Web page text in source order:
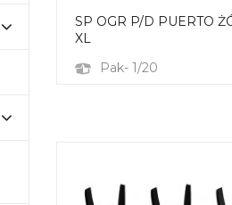
SP OGR P/D PUERTO
XL
Pak- 1/20